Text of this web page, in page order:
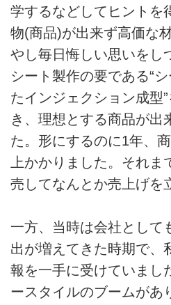
学するなどしてヒントを
物(商品)が出来ず高価な
やし毎日悔しい思いをし
シート製作の要である“
たインジェクション成型
き、理想とする商品が出
た。形にするのに1年、
上かかりました。それま
売してなんとか売上げを
一方、当時は会社として
出が増えてきた時期で、
報を一手に受けていまし
ースタイルのブームがあ